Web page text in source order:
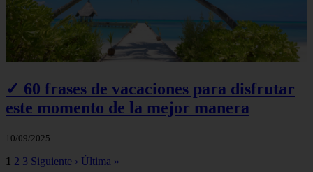
✓ 60 frases de vacaciones para disfrutar
este momento de la mejor manera
10/09/2025
1 2 3 Siguiente › Última »